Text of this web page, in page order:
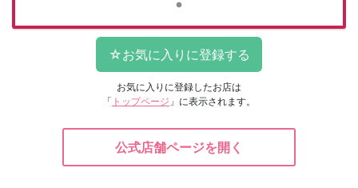
お気に入りに登録したお店は
「 トップページ 」に表示されます。
公式店舗ページを開く